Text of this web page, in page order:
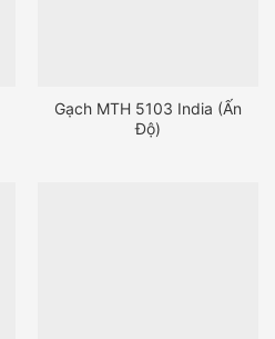
Gạch MTH 5103 India (Ấn
Độ)